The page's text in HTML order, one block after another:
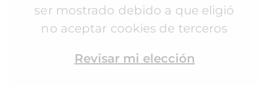
ser mostrado debido a que eligió
no aceptar cookies de terceros
Revisar mi elección